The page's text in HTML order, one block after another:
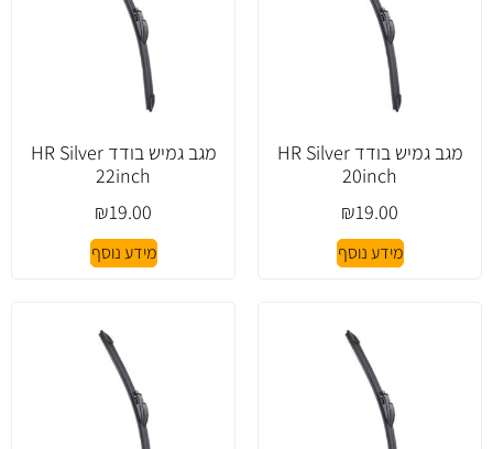
מגב גמיש בודד HR Silver
20inch
₪19.00
מידע נוסף
מגב גמיש בודד HR Silver
22inch
₪19.00
מידע נוסף